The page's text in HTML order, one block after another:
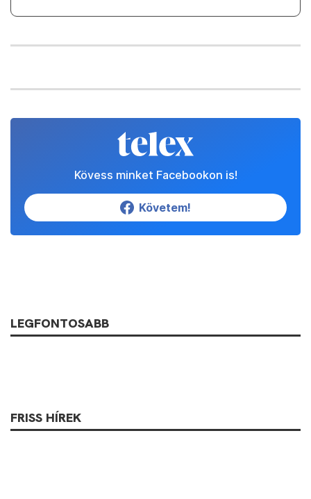
Kövess minket Facebookon is!
Követem!
LEGFONTOSABB
FRISS HÍREK